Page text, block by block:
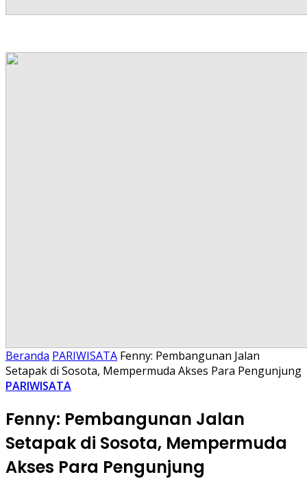
Beranda PARIWISATA Fenny: Pembangunan Jalan
Setapak di Sosota, Mempermuda Akses Para Pengunjung
PARIWISATA
Fenny: Pembangunan Jalan
Setapak di Sosota, Mempermuda
Akses Para Pengunjung